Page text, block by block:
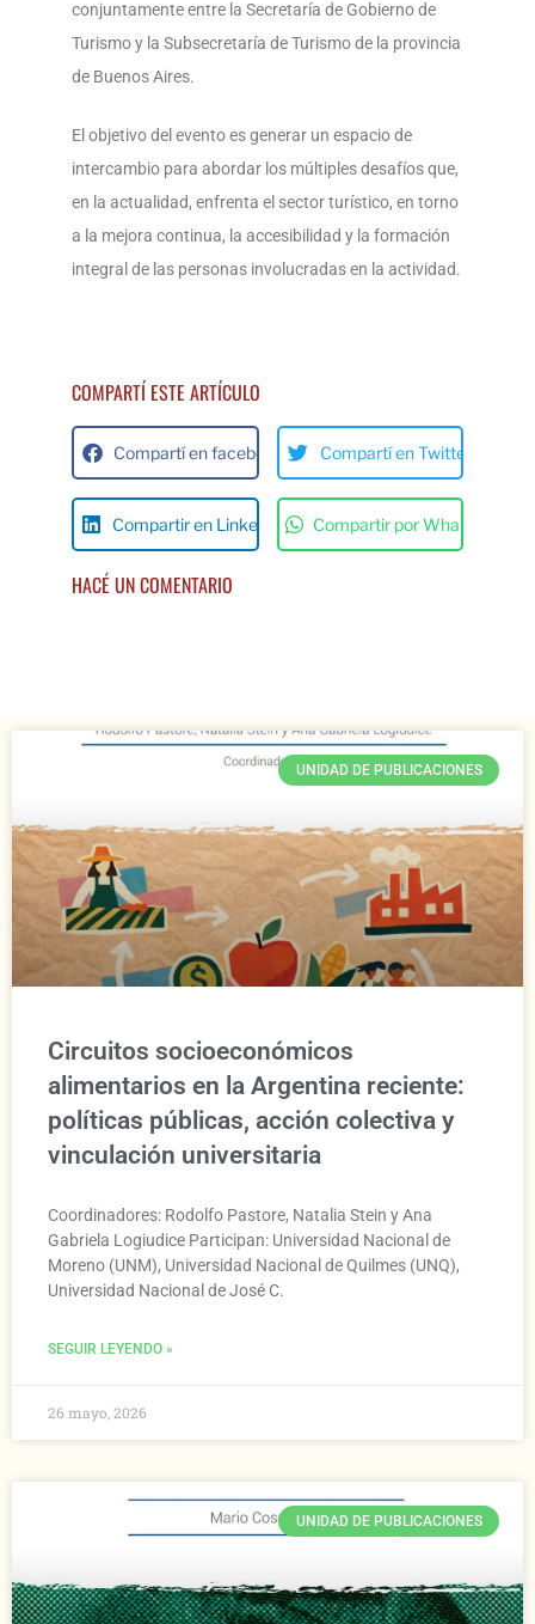
conjuntamente entre la Secretaría de Gobierno de
Turismo y la Subsecretaría de Turismo de la provincia
de Buenos Aires.
El objetivo del evento es generar un espacio de
intercambio para abordar los múltiples desafíos que,
en la actualidad, enfrenta el sector turístico, en torno
a la mejora continua, la accesibilidad y la formación
integral de las personas involucradas en la actividad.
COMPARTÍ ESTE ARTÍCULO
Compartí en facebok Compartí en Twitter
Compartir en Linkedin Compartir por Whats App
HACÉ UN COMENTARIO
UNIDAD DE PUBLICACIONES
Circuitos socioeconómicos
alimentarios en la Argentina reciente:
políticas públicas, acción colectiva y
vinculación universitaria
Coordinadores: Rodolfo Pastore, Natalia Stein y Ana
Gabriela Logiudice Participan: Universidad Nacional de
Moreno (UNM), Universidad Nacional de Quilmes (UNQ),
Universidad Nacional de José C.
SEGUIR LEYENDO »
26 mayo, 2026
UNIDAD DE PUBLICACIONES